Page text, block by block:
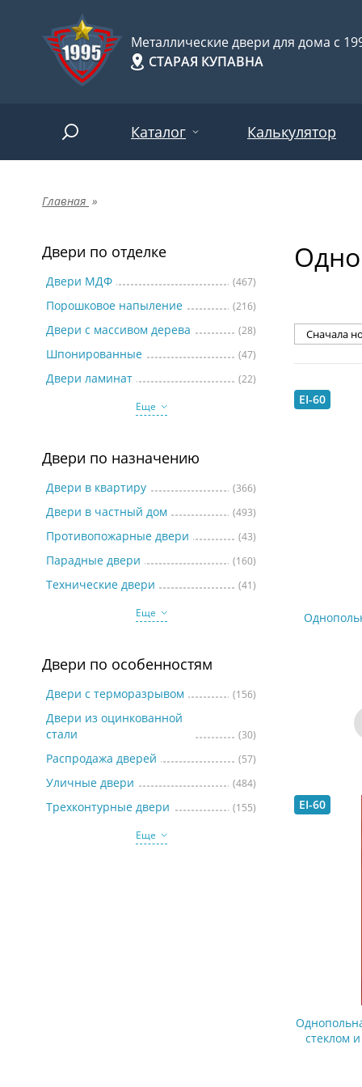
Металлические двери для дома с
СТАРАЯ КУПАВНА
Каталог
Двери по отделке
Двери по назначению
Двери по особенностям
Калькулятор
Главная »
Двери по отделке
Двери МДФ (467)
Порошковое напыление (216)
Двери с массивом дерева (28)
Шпонированные (47)
Двери ламинат
(22)
Еще
Двери по назначению
Двери в квартиру (366)
Двери в частный дом (493)
Противопожарные двери (43)
Парадные двери (160)
Технические двери
(41)
Еще
Двери по особенностям
Двери с терморазрывом (156)
Двери из оцинкованной
стали
(30)
Распродажа дверей (57)
Уличные двери (484)
Трехконтурные двери
(155)
Еще
EI-60
EI-60
стеклом